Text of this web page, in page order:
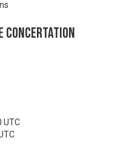
Concertation
UTC